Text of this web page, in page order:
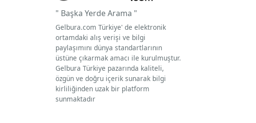
" Başka Yerde Arama "
Gelbura.com Türkiye' de elektronik
ortamdaki alış verişi ve bilgi
paylaşımını dünya standartlarının
üstüne çıkarmak amacı ile kurulmuştur.
Gelbura Türkiye pazarında kaliteli,
özgün ve doğru içerik sunarak bilgi
kirliliğinden uzak bir platform
sunmaktadır